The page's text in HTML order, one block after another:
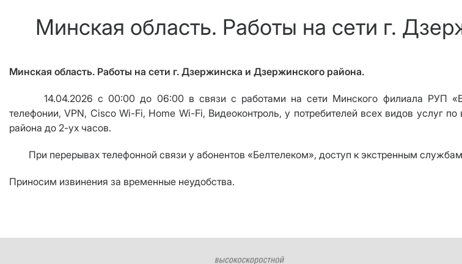
Минская область. Работы на сети г.
Минская область. Работы на сети г. Дзержинска и Дзержинского района.
14.04.2026 с 00:00 до 06:00 в связи с работами на сети Минского филиала РУП
телефонии,VPN, Cisco Wi-Fi, Home Wi-Fi, Видеоконтроль, у потребителей всех видов услуг
района до 2-ух часов.
При перерывах телефонной связи у абонентов «Белтелеком», доступ к экстренным службам
Приносим извинения за временные неудобства.